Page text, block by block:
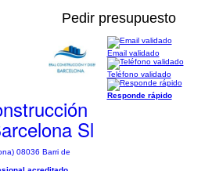
Pedir presupuesto
Sl
08036 Barri de
Email validado
Teléfono validado
Responde rápido